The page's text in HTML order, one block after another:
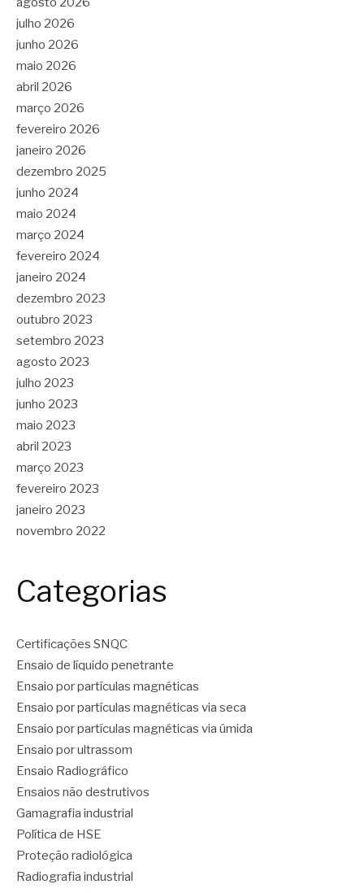
julho 2026
junho 2026
maio 2026
abril 2026
março 2026
fevereiro 2026
janeiro 2026
dezembro 2025
junho 2024
maio 2024
março 2024
fevereiro 2024
janeiro 2024
dezembro 2023
outubro 2023
setembro 2023
agosto 2023
julho 2023
junho 2023
maio 2023
abril 2023
março 2023
fevereiro 2023
janeiro 2023
novembro 2022
Categorias
Certificações SNQC
Ensaio de líquido penetrante
Ensaio por partículas magnéticas
Ensaio por partículas magnéticas via seca
Ensaio por partículas magnéticas via úmida
Ensaio por ultrassom
Ensaio Radiográfico
Ensaios não destrutivos
Gamagrafia industrial
Política de HSE
Proteção radiológica
Radiografia industrial